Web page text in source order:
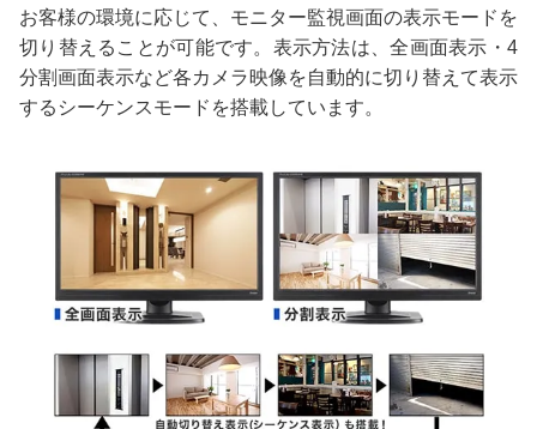
お客様の環境に応じて、モニター監視画面の表示モードを
切り替えることが可能です。表示方法は、全画面表示・4
分割画面表示など各カメラ映像を自動的に切り替えて表示
するシーケンスモードを搭載しています。